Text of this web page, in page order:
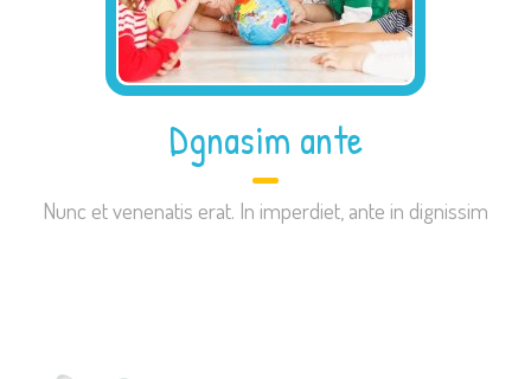
Dgnasim ante
Nunc et venenatis erat. In imperdiet, ante in dignissim